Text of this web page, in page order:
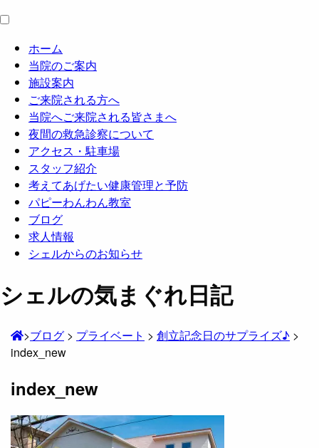
ホーム
当院のご案内
施設案内
ご来院される方へ
当院へご来院される皆さまへ
夜間の救急診察について
アクセス・駐車場
スタッフ紹介
考えてあげたい健康管理と予防
パピーわんわん教室
ブログ
求人情報
シェルからのお知らせ
シェルの気まぐれ日記
>ブログ > プライベート > 創立記念日のサプライズ♪ >
index_new
index_new